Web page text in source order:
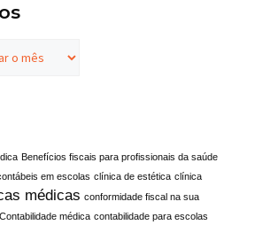
Benefícios fiscais para profissionais da saúde
em escolas clínica de estética clínica
médicas conformidade fiscal na sua
Contabilidade médica contabilidade para escolas